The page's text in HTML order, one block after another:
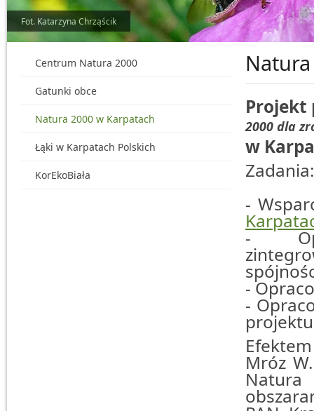
Fot. Katarzyna Chrząścik
Centrum Natura 2000
Gatunki obce
Natura 2000 w Karpatach
Łąki w Karpatach Polskich
KorEkoBiała
Projekt
2000 dla
w
Zadania:
-
-
-
-
Mróz
Natura